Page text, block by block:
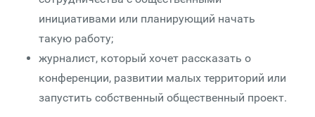
инициативами или планирующий начать
такую работу;
журналист, который хочет рассказать о
конференции, развитии малых территорий или
запустить собственный общественный проект.